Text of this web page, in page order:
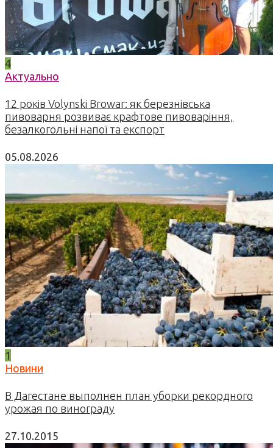
4
Актуально
12 років Volynski Browar: як березнівська
пивоварня розвиває крафтове пивоваріння,
безалкогольні напої та експорт
05.08.2026
1
Новини
В Дагестане выполнен план уборки рекордного
урожая по винограду
27.10.2015